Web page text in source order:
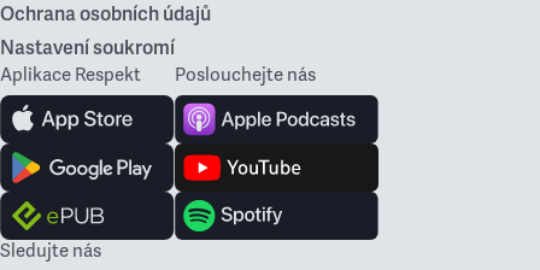
Ochrana osobních údajů
Nastavení soukromí
Aplikace Respekt Poslouchejte nás
Sledujte nás